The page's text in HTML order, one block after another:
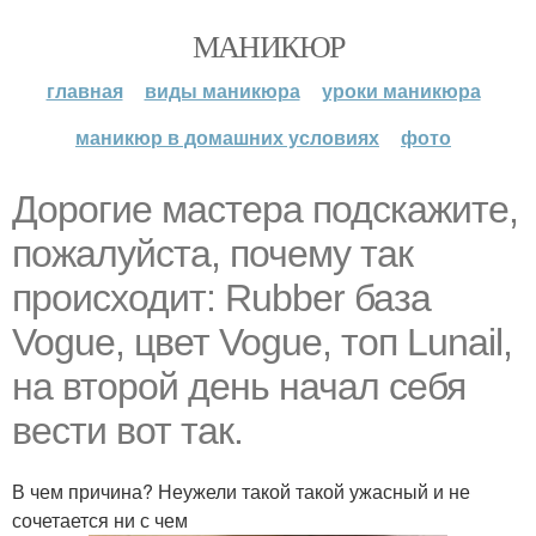
МАНИКЮР
главная виды маникюра
уроки маникюра
маникюр в домашних условиях
фото
Дорогие мастера подскажите,
пожалуйста, почему так
происходит: Rubber база
Vogue, цвет Vogue, топ Lunail,
на второй день начал себя
вести вот так.
В чем причина? Неужели такой такой ужасный и не
сочетается ни с чем